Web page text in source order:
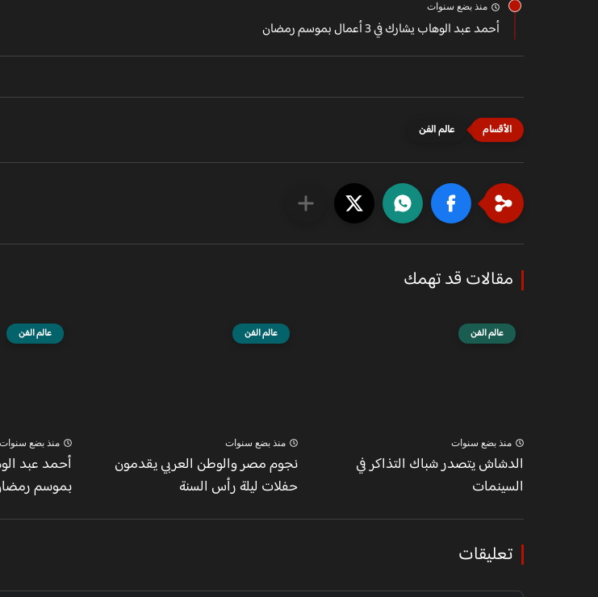
منذ بضع سنوات
أحمد عبد الوهاب يشارك في 3 أعمال بموسم رمضان
عالم الفن
مقالات قد تهمك
عالم الفن
منذ بضع سنوات
الدشاش يتصدر شباك التذاكر في
السينمات
عالم الفن
منذ بضع سنوات
نجوم مصر والوطن العربي يقدمون
حفلات ليلة رأس السنة
عالم الفن
منذ بضع سنوات
بموسم
تعليقات